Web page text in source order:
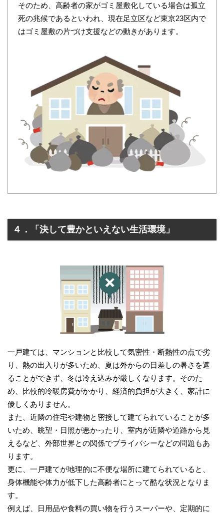
そのため、高齢者の家がゴミ屋敷化している場合は孤立
死の兆候であるといわれ、現在足立区など東京23区内で
はゴミ屋敷の片づけ支援などの動きがあります。
４．「決して豊かといえない生活環境」
一戸建ては、マンションと比較して気密性・断熱性の点で劣
り、熱の出入りが多いため、夏は外からの日差しの暑さを遮
ることができず、冬は冷え込みが厳しくなります。そのた
め、比較的冷暖房費がかかり、経済的負担が大きく、家計に
優しくありません。
また、近隣の住宅や建物と密接して建てられていることが多
いため、眺望・日照が悪かったり、室内が近隣や道路から見
えるなど、外部世界との関係でプライバシーなどの問題もあ
ります。
更に、一戸建てが地理的に不便な場所に建てられていると、
身体機能や体力が低下した高齢者にとって酷な状況となりま
す。
例えば、日用品や食料の買い物を行うスーパーや、定期的に